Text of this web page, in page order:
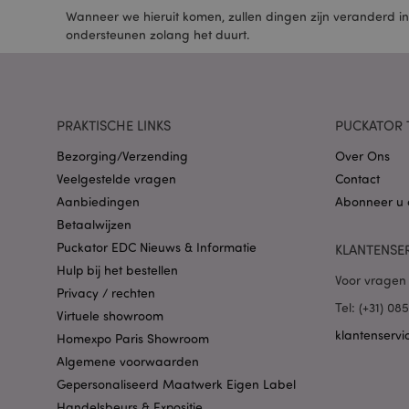
Wanneer we hieruit komen, zullen dingen zijn veranderd
ondersteunen zolang het duurt.
PRAKTISCHE LINKS
Bezorging/Verzending
Veelgestelde vragen
Aanbiedingen
Betaalwijzen
Puckator EDC Nieuws & Informatie
Hulp bij het bestellen
Privacy / rechten
Virtuele showroom
Homexpo Paris Showroom
Algemene voorwaarden
Gepersonaliseerd Maatwerk Eigen Label
PUCKATOR
Over Ons
Contact
Abonneer u
Voor
Tel: (+31)
Naam
X-Magento-Vary
PHPSESSID